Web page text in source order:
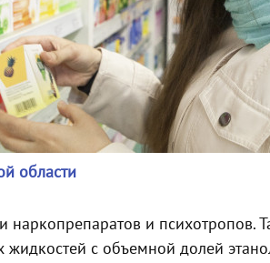
области
наркопрепаратов и психотропов.
с объемной долей